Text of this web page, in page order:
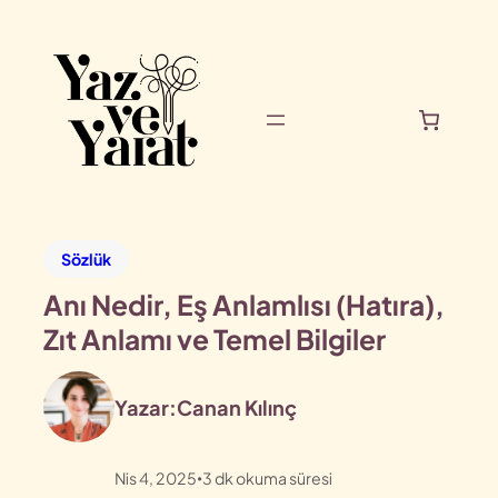
Sözlük
Anı Nedir, Eş Anlamlısı (Hatıra),
Zıt Anlamı ve Temel Bilgiler
Yazar:Canan Kılınç
Nis 4, 2025 •3dk okuma süresi